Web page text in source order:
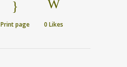
Print page 0 Likes